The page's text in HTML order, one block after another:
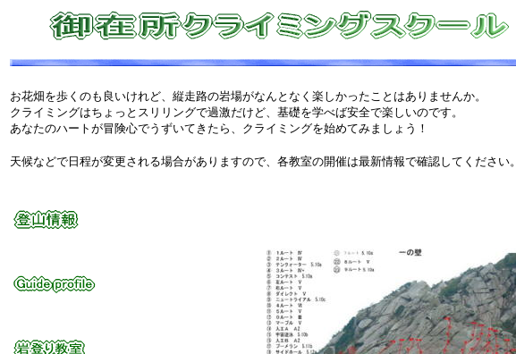
お花畑を歩くのも良いけれど、縦走路の岩場がなんとなく楽しかったことはありませんか。
クライミングはちょっとスリリングで過激だけど、基礎を学べば安全で楽しいのです。
あなたのハートが冒険心でうずいてきたら、クライミングを始めてみましょう！
天候などで日程が変更される場合がありますので、各教室の開催は最新情報で確認してください。